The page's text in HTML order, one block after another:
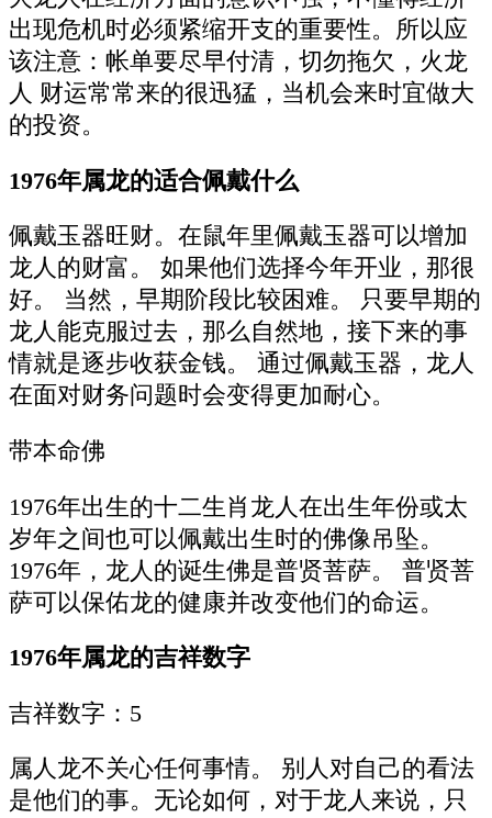
出现危机时必须紧缩开支的重要性。所以应
该注意：帐单要尽早付清，切勿拖欠，火龙
人 财运常常来的很迅猛，当机会来时宜做大
的投资。
1976年属龙的适合佩戴什么
佩戴玉器旺财。在鼠年里佩戴玉器可以增加
龙人的财富。 如果他们选择今年开业，那很
好。 当然，早期阶段比较困难。 只要早期的
龙人能克服过去，那么自然地，接下来的事
情就是逐步收获金钱。 通过佩戴玉器，龙人
在面对财务问题时会变得更加耐心。
带本命佛
1976年出生的十二生肖龙人在出生年份或太
岁年之间也可以佩戴出生时的佛像吊坠。
1976年，龙人的诞生佛是普贤菩萨。 普贤菩
萨可以保佑龙的健康并改变他们的命运。
1976年属龙的吉祥数字
吉祥数字：5
属人龙不关心任何事情。 别人对自己的看法
是他们的事。无论如何，对于龙人来说，只